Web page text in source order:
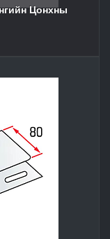
Цонхны